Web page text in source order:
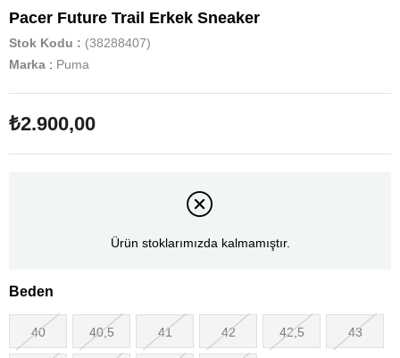
Pacer Future Trail Erkek Sneaker
Stok Kodu
(38288407)
Marka : Puma
₺2.900,00
Ürün stoklarımızda kalmamıştır.
Beden
40 40,5 41 42 42,5 43